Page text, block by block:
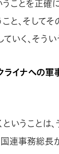
とを正確に
と、そして
いく、そうい
イナへの軍
いうことは
連事務総長